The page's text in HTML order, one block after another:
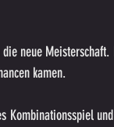
neue
kamen.
Kombinationsspiel